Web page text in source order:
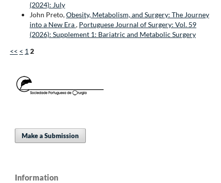
(2024): July
John Preto,Obesity, Metabolism, and Surgery: The Journey
into a New Era, Portuguese Journal of Surgery: Vol. 59
(2026): Supplement 1: Bariatric and Metabolic Surgery
<< < 1 2
Make a Submission
Information